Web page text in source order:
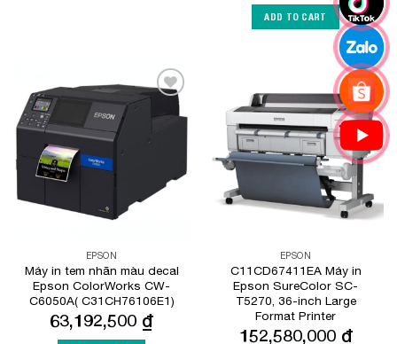
ADD TO CART
Wishlist
EPSON
Máy in tem nhãn màu decal
Epson ColorWorks CW-
C6050A( C31CH76106E1)
63,192,500 ₫
Add to
Wishlist
EPSON
C11CD67411EA Máy in
Epson SureColor SC-
T5270, 36-inch Large
Format Printer
152,580,000 ₫